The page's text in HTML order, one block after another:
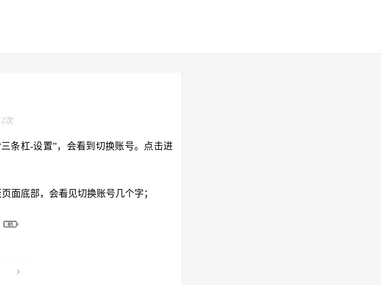
次
条杠-设置”，会看到切换账号。点击进
面底部，会看见切换账号几个字；